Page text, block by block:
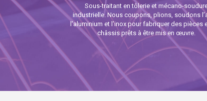
Sous-traitant en tôlerie et mécano-
industrielle. Nous coupons, plions, soudons
l’aluminium et l’inox pour fabriquer des pièces
châssis prêts à être mis en œuvre.